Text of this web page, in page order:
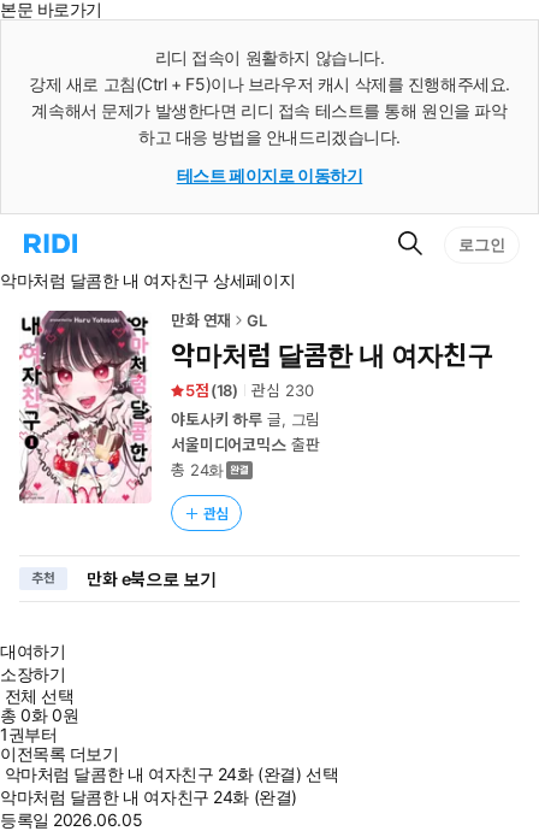
본문 바로가기
리디 접속이 원활하지 않습니다.
강제 새로 고침(Ctrl + F5)이나 브라우저 캐시 삭제를 진행해주세요.
계속해서 문제가 발생한다면 리디 접속 테스트를 통해 원인을 파악
하고 대응 방법을 안내드리겠습니다.
테스트 페이지로 이동하기
리
홈
로
이
동
검
로그인
악마처럼 달콤한 내 여자친구 상세페이지
만화 연재 GL
악마처럼 달콤한 내 여자친구
5 (18) 관심 230
야토사키 하루 글, 그림
서울미디어코믹스출판
총 24화
관심
추천 만화 e북으로 보기
대여하기
소장하기
전체 선택
총0화0원
1권부터
이전목록 더보기
악마처럼 달콤한 내 여자친구 24화 (완결) 선택
악마처럼 달콤한 내 여자친구 24화 (완결)
등록일 2026.06.05